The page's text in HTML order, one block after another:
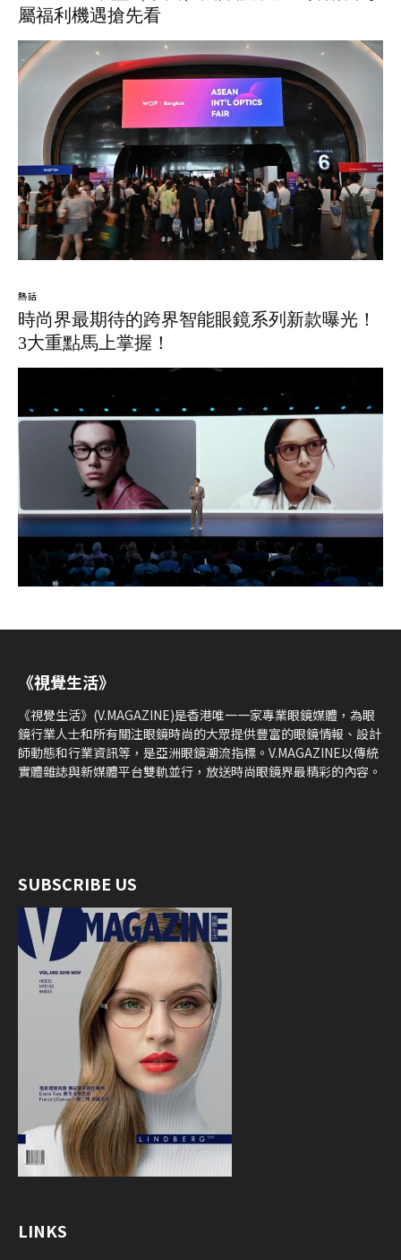
屬福利機遇搶先看
熱話
時尚界最期待的跨界智能眼鏡系列新款曝光！
3大重點馬上掌握！
《視覺生活》
《視覺生活》(V.MAGAZINE)是香港唯一一家專業眼鏡媒體，為眼
鏡行業人士和所有關注眼鏡時尚的大眾提供豐富的眼鏡情報、設計
師動態和行業資訊等，是亞洲眼鏡潮流指標。V.MAGAZINE以傳統
實體雜誌與新媒體平台雙軌並行，放送時尚眼鏡界最精彩的內容。
SUBSCRIBE US
LINKS